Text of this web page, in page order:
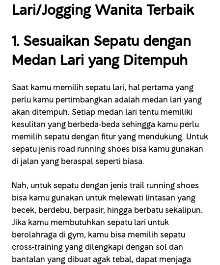
Lari/Jogging Wanita Terbaik
1. Sesuaikan Sepatu dengan
Medan Lari yang Ditempuh
Saat kamu memilih sepatu lari, hal pertama yang
perlu kamu pertimbangkan adalah medan lari yang
akan ditempuh. Setiap medan lari tentu memiliki
kesulitan yang berbeda-beda sehingga kamu perlu
memilih sepatu dengan fitur yang mendukung. Untuk
sepatu jenis road running shoes bisa kamu gunakan
di jalan yang beraspal seperti biasa.
Nah, untuk sepatu dengan jenis trail running shoes
bisa kamu gunakan untuk melewati lintasan yang
becek, berdebu, berpasir, hingga berbatu sekalipun.
Jika kamu membutuhkan sepatu lari untuk
berolahraga di gym, kamu bisa memilih sepatu
cross-training yang dilengkapi dengan sol dan
bantalan yang dibuat agak tebal, dapat menjaga